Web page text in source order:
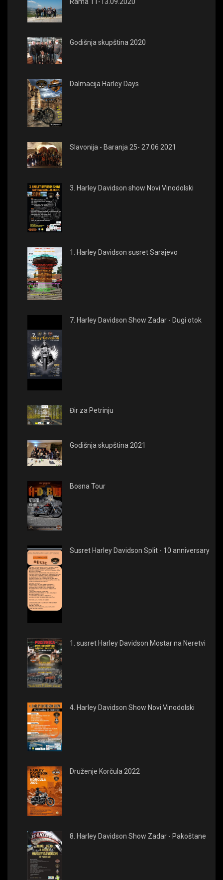
Godišnja skupština 2020
Dalmacija Harley Days
Slavonija - Baranja 25- 27.06 2021
3. Harley Davidson show Novi Vinodolski
1. Harley Davidson susret Sarajevo
7. Harley Davidson Show Zadar - Dugi otok
Đir za Petrinju
Godišnja skupština 2021
Bosna Tour
Susret Harley Davidson Split - 10 anniversary
1. susret Harley Davidson Mostar na Neretvi
4. Harley Davidson Show Novi Vinodolski
Druženje Korčula 2022
8. Harley Davidson Show Zadar - Pakoštane